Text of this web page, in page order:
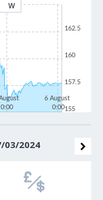
W
0:00
6 August
0:00155
157.5
160
162.5
03/2024